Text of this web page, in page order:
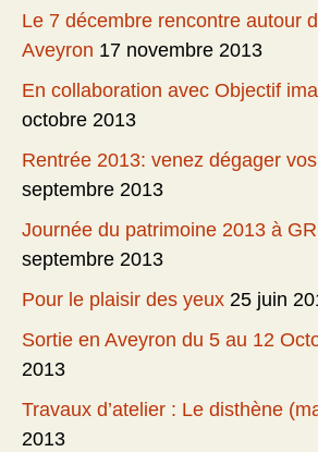
Le 7 décembre rencontre autour
Aveyron 17 novembre 2013
En collaboration avec Objectif
octobre 2013
Rentrée 2013: venez dégager
septembre 2013
Journée du patrimoine 2013 à
septembre 2013
Pour le plaisir des yeux 25 juin
Sortie en Aveyron du 5 au 12
2013
Travaux d’atelier : Le disthène
2013